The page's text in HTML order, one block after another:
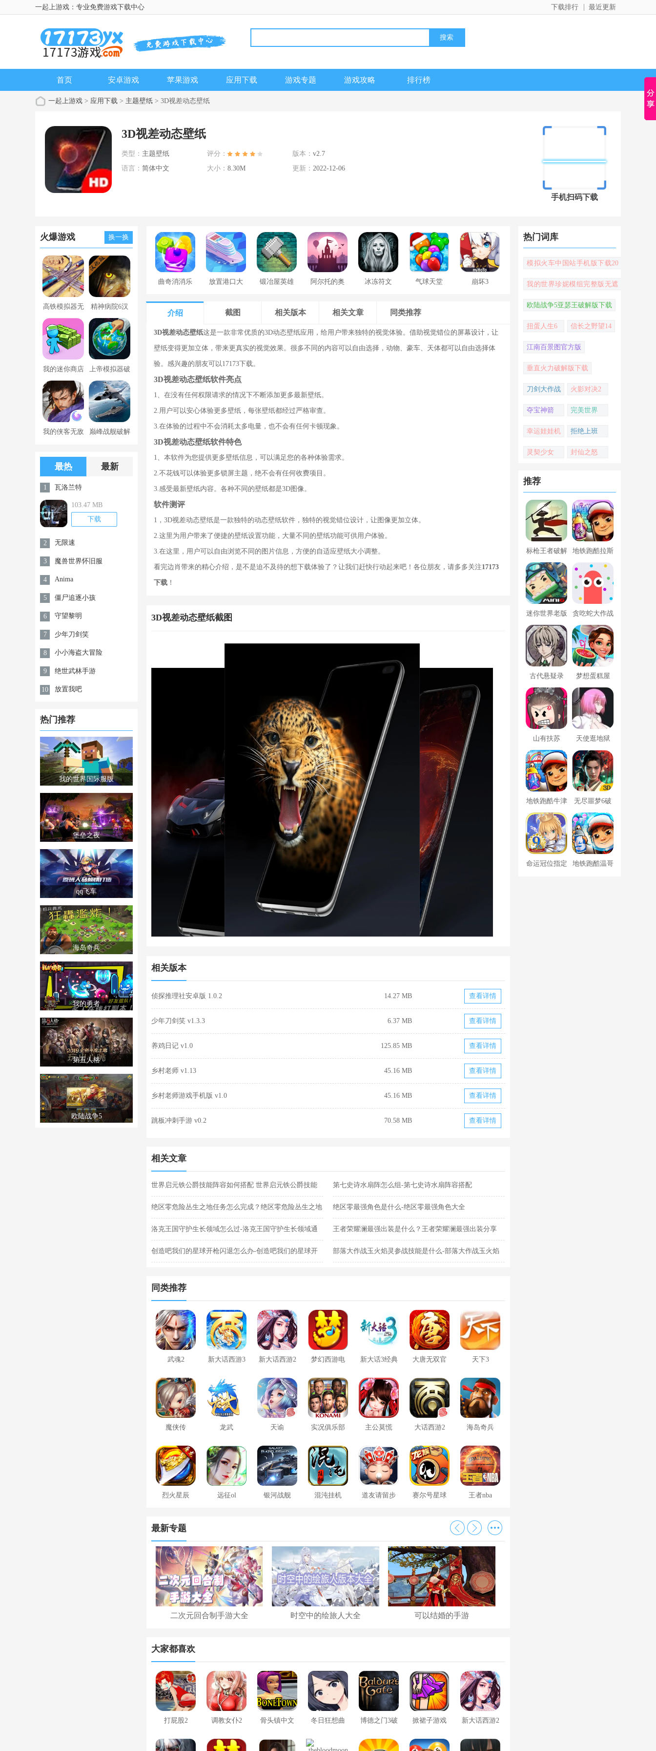
一起上游戏：专业免费游戏下载中心 最近更新
下载排行
首页 安卓游戏 苹果游戏 应用下载 游戏专题 游戏攻略 排行榜
一起上游戏 > 应用下载 > 主题壁纸 > 3D视差动态壁纸
3D视差动态壁纸
类型： 主题壁纸 评分： 版本： v2.7
语言： 简体中文 大小： 8.30M 更新： 2022-12-06
手机扫码下载
火爆游戏 换一换
高铁模拟器无
限金币版
精神病院6汉
化版下载
我的迷你商店
破解版无限金
币版下载中文
上帝模拟器破
解版全解锁无
广告
我的侠客无敌 巅峰战舰破解
限钻石
最热 最新
1 瓦洛兰特
103.47 MB
下载
2 无限速
3 魔兽世界怀旧服
4 Anima
5 僵尸追逐小孩
6 守望黎明
7 少年刀剑笑
8 小小海盗大冒险
9 绝世武林手游
10 放置我吧
热门推荐
我的世界国际服版
堡垒之夜
qq飞车
海岛奇兵
我的勇者
第五人格
欧陆战争5
曲奇消消乐 放置港口大 锻冶屋英雄 阿尔托的奥 冰冻符文 气球天堂 崩坏3
介绍 截图 相关版本 相关文章 同类推荐
3D视差动态壁纸这是一款非常优质的3D动态壁纸应用，给用户带来独特的视觉体验。借助视觉错位的屏幕设计，让
壁纸变得更加立体，带来更真实的视觉效果。很多不同的内容可以自由选择，动物、豪车、天体都可以自由选择体
验。感兴趣的朋友可以17173下载。
3D视差动态壁纸软件亮点
1、在没有任何权限请求的情况下不断添加更多最新壁纸。
2.用户可以安心体验更多壁纸，每张壁纸都经过严格审查。
3.在体验的过程中不会消耗太多电量，也不会有任何卡顿现象。
3D视差动态壁纸软件特色
1、本软件为您提供更多壁纸信息，可以满足您的各种体验需求。
2.不花钱可以体验更多锁屏主题，绝不会有任何收费项目。
3.感受最新壁纸内容。各种不同的壁纸都是3D图像。
软件测评
1，3D视差动态壁纸是一款独特的动态壁纸软件，独特的视觉错位设计，让图像更加立体。
2.这里为用户带来了便捷的壁纸设置功能，大量不同的壁纸功能可供用户体验。
3.在这里，用户可以自由浏览不同的图片信息，方便的自适应壁纸大小调整。
看完边肖带来的精心介绍，是不是迫不及待的想下载体验了？让我们赶快行动起来吧！各位朋友，请多多关注17173
下载 ！
3D视差动态壁纸截图
相关版本
侦探推理社安卓版 1.0.2 14.27 MB 查看详情
少年刀剑笑 v1.3.3 6.37 MB 查看详情
养鸡日记 v1.0 125.85 MB 查看详情
乡村老师 v1.13 45.16 MB 查看详情
乡村老师游戏手机版 v1.0 45.16 MB 查看详情
跳板冲刺手游 v0.2 70.58 MB 查看详情
相关文章
世界启元铁公爵技能阵容如何搭配 世界启元铁公爵技能
阵容搭配合集
第七史诗水扇阵怎么组-第七史诗水扇阵容搭配
绝区零危险丛生之地任务怎么完成？绝区零危险丛生之地
任务完成攻略
绝区零最强角色是什么-绝区零最强角色大全
洛克王国守护生长领域怎么过-洛克王国守护生长领域通
关攻略
王者荣耀澜最强出装是什么？王者荣耀澜最强出装分享
创造吧我们的星球开枪闪退怎么办-创造吧我们的星球开 部落大作战玉火焰灵参战技能是什么-部落大作战玉火焰
同类推荐
武魂2 新大话西游3 新大话西游2 梦幻西游电 新大话3经典 大唐无双官 天下3
魔侠传 龙武 天谕 实况俱乐部 主公莫慌 大话西游2 海岛奇兵
烈火星辰 远征ol 银河战舰 混沌挂机 道友请留步 赛尔号星球 王者nba
最新专题
二次元回合制手游大全 时空中的绘旅人大全 可以结婚的手游
大家都喜欢
打屁股2 调教女仆2 骨头镇中文 冬日狂想曲 博德之门3破 掀裙子游戏 新大话西游2
热门词库
模拟火车中国站手机版下载20
我的世界珍妮模组完整版无遮
欧陆战争5亚瑟王破解版下载
扭蛋人生6 信长之野望14
江南百景图官方版
垂直火力破解版下载
刀剑大作战 火影对决2
夺宝神箭 完美世界
幸运娃娃机 拒绝上班
灵契少女 封仙之怒
推荐
标枪王者破解
版无限金币钻
石内置菜单
地铁跑酷拉斯
维加斯新触控
内置菜单版
迷你世界老版
本下载
贪吃蛇大作战
破解版
古代悬疑录 梦想蛋糕屋
山有扶苏 天使逛地狱
地铁跑酷牛津
版内置菜单
无尽噩梦6破
解版内置菜单
MOD修改器
命运冠位指定 地铁跑酷温哥